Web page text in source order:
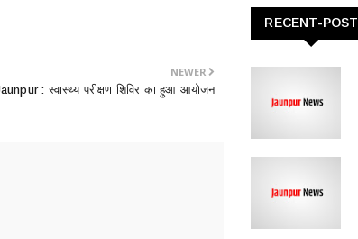
NEWER
: ​स्वास्थ्य परीक्षण शिविर का हुआ आयोजन
RECENT-POST